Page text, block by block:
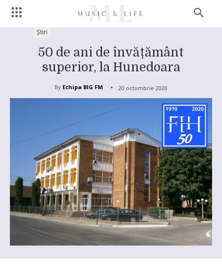
Știri
50 de ani de învățământ
superior, la Hunedoara
By Echipa BIG FM 20 octombrie 2020